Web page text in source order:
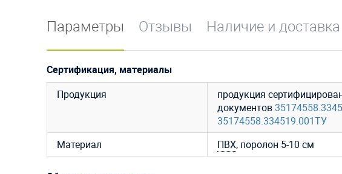
Параметры Отзывы Наличие и доставка
Сертификация, материалы
Продукция
продукция
документов
35174558.334519.001ТУ
Материал
ПВХ, поролон 5-10 см